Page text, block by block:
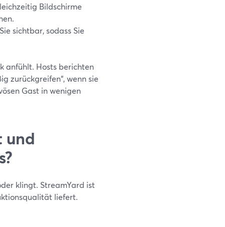
Bildschirme
sichtbar, sodass Sie
anfühlt. Hosts berichten
zurückgreifen“, wenn sie
Gast in wenigen
und
klingt. StreamYard ist
liefert.